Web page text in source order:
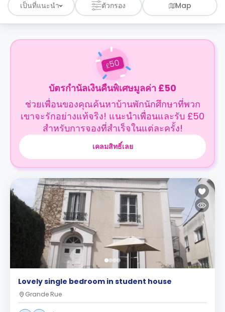
เป็นที่แนะนำ ตัวกรอง Map
£50
บัตรกำนัลเงินคืนพิเศษมูลค่า £50
ช่วยเพื่อนของคุณค้นหาบ้านพักนักศึกษาที่พวก
เขาจะรักอย่างแท้จริง! แนะนำเพื่อนและรับ £50
สำหรับการจองที่สำเร็จในแต่ละครั้ง!
เคลมสิทธิ์เลย
Lovely single bedroom in student house
Grande Rue